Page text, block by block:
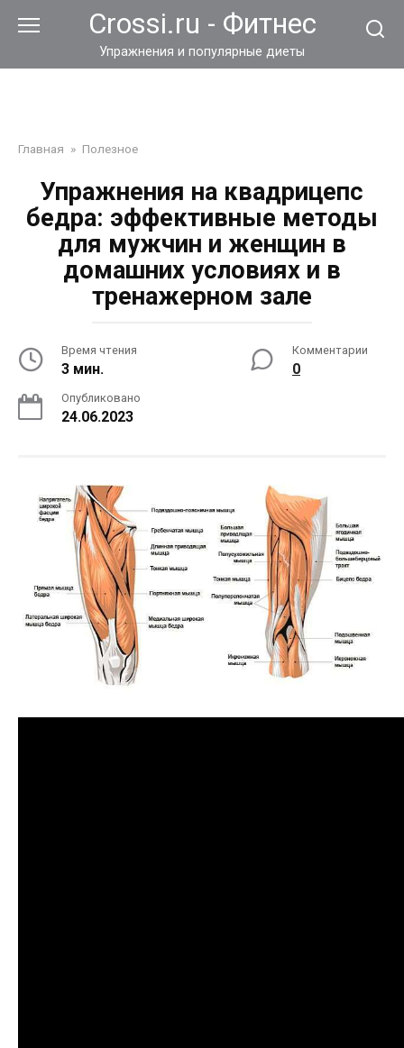
Crossi.ru - Фитнес
Упражнения и популярные диеты
Главная » Полезное
Упражнения на квадрицепс
бедра: эффективные методы
для мужчин и женщин в
домашних условиях и в
тренажерном зале
Время чтения
3 мин.
Комментарии
0
Опубликовано
24.06.2023